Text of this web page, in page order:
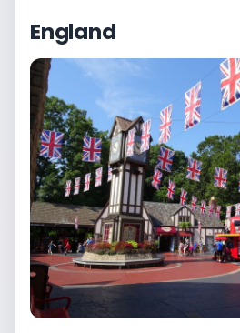
England